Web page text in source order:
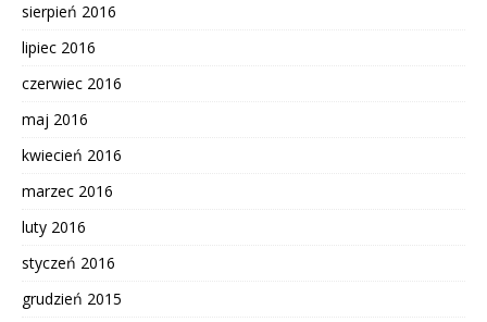
sierpień 2016
lipiec 2016
czerwiec 2016
maj 2016
kwiecień 2016
marzec 2016
luty 2016
styczeń 2016
grudzień 2015